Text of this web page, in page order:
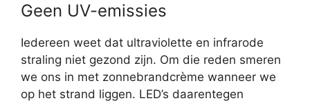
Geen UV-emissies
Iedereen weet dat ultraviolette en infrarode
straling niet gezond zijn. Om die reden smeren
we ons in met zonnebrandcrème wanneer we
op het strand liggen. LED’s daarentegen